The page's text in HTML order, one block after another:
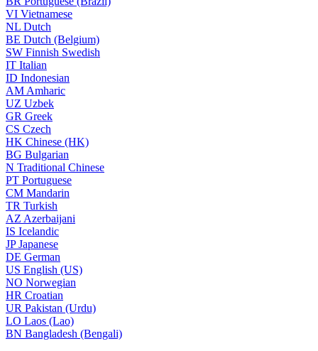
VI Vietnamese
NL Dutch
BE Dutch (Belgium)
SW Finnish Swedish
IT Italian
ID Indonesian
AM Amharic
UZ Uzbek
GR Greek
CS Czech
HK Chinese (HK)
BG Bulgarian
N Traditional Chinese
PT Portuguese
CM Mandarin
TR Turkish
AZ Azerbaijani
IS Icelandic
JPJapanese
DE German
US English (US)
NO Norwegian
HR Croatian
UR Pakistan (Urdu)
LO Laos (Lao)
BN Bangladesh (Bengali)